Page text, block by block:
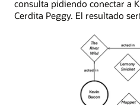
consulta pidiendo conectar a
Cerdita Peggy. El resultado